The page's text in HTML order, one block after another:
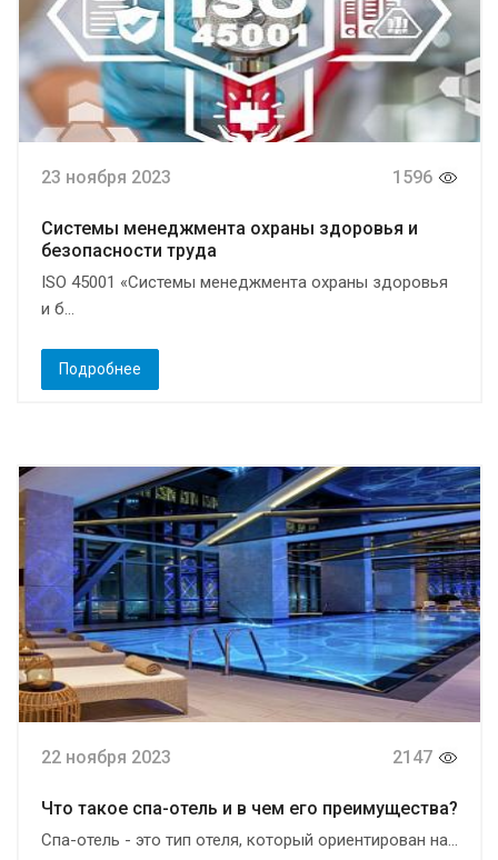
23 ноября 2023 1596
Системы менеджмента охраны здоровья и
безопасности труда
ISO 45001 «Системы менеджмента охраны здоровья
и б...
Подробнее
22 ноября 2023 2147
Что такое спа-отель и в чем его преимущества?
Спа-отель - это тип отеля, который ориентирован на...